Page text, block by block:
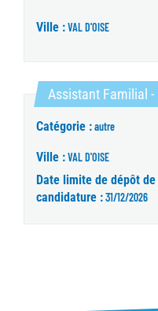
Ville :VAL D'OISE
Assistant Familial
Catégorie :autre
Ville :VAL D'OISE
Date limite de dépôt de
candidature :31/12/2026